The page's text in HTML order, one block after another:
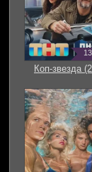
Коп-звезда